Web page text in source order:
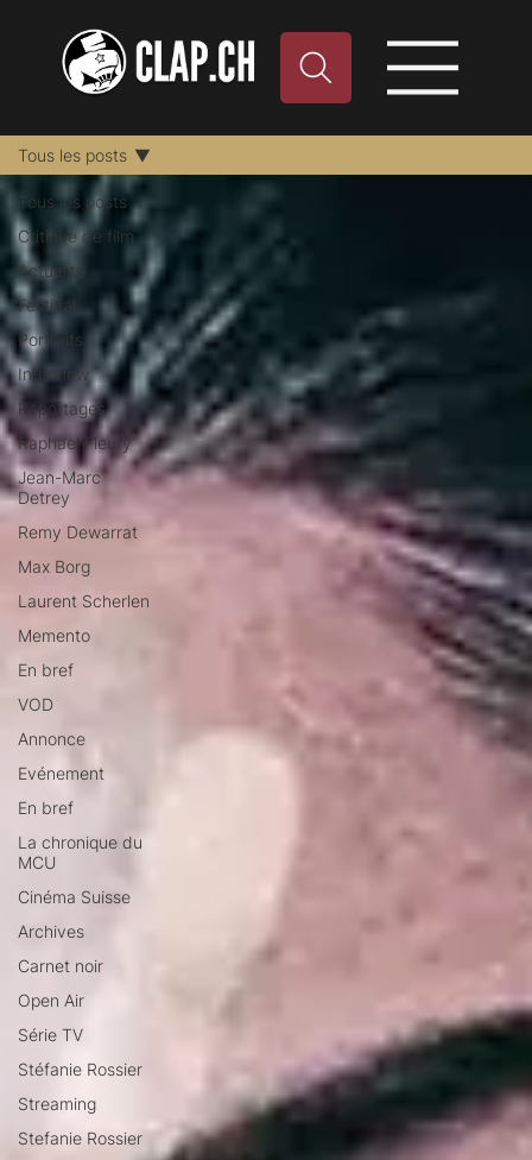
Tous les posts
Critique de film
Actualité
Festival
Portraits
Interview
Reportages
Raphael Fleury
Jean-Marc
Detrey
Remy Dewarrat
Max Borg
Laurent Scherlen
Memento
En bref
VOD
Annonce
Evénement
En bref
La chronique du
MCU
Cinéma Suisse
Archives
Carnet noir
Open Air
Série TV
Stéfanie Rossier
Streaming
Stefanie Rossier
Tous les posts